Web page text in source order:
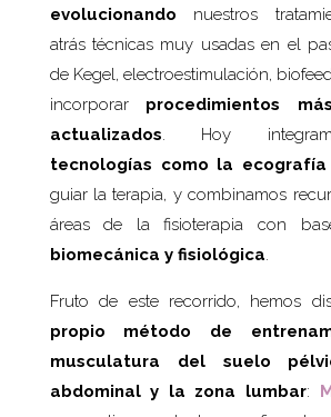
evolucionando nuestros
atrás técnicas muy usadas en el
de Kegel, electroestimulación,
incorporar procedimientos
actualizados. Hoy
tecnologías como la ecografía
guiar la terapia, y combinamos
áreas de la fisioterapia con
biomecánica y fisiológica.
Fruto de este recorrido, hemos
propio método de
musculatura del suelo
abdominal y la zona lumbar: